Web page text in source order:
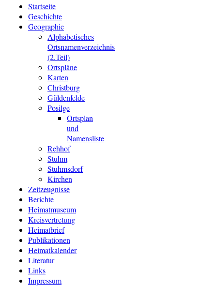
Startseite
Geschichte
Geographie
Alphabetisches
Ortsnamenverzeichnis
(2.Teil)
Ortspläne
Karten
Christburg
Güldenfelde
Posilge
Ortsplan
und
Namensliste
Rehhof
Stuhm
Stuhmsdorf
Kirchen
Zeitzeugnisse
Berichte
Heimatmuseum
Kreisvertretung
Heimatbrief
Publikationen
Heimatkalender
Literatur
Links
Impressum